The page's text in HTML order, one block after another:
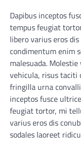
Dapibus inceptos
tempus feugiat
libero varius eros
condimentum enim
malesuada.
vehicula, risus taciti
fringilla urna
inceptos fusce
feugiat tortor, mi
varius eros dis
sodales laoreet